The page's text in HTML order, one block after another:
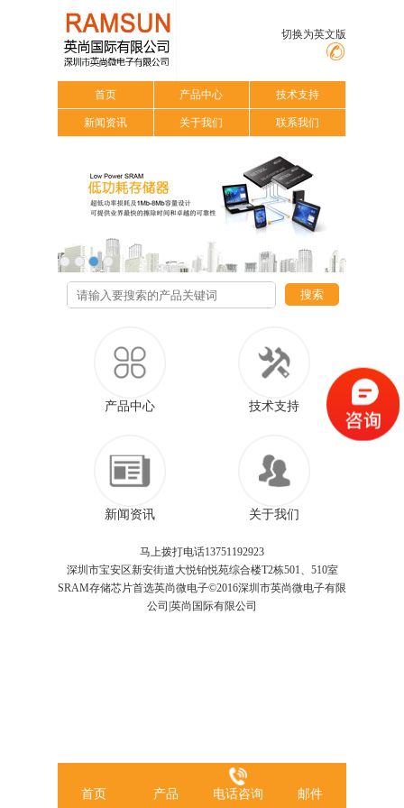
切换为英文版
首页 产品中心 技术支持
新闻资讯 关于我们 联系我们
搜索
产品中心 技术支持
新闻资讯 关于我们
马上拨打电话13751192923
深圳市宝安区新安街道大悦铂悦苑综合楼T2栋501、510室
SRAM存储芯片首选英尚微电子©2016深圳市英尚微电子有限
公司|英尚国际有限公司
首页 产品 电话咨询 邮件